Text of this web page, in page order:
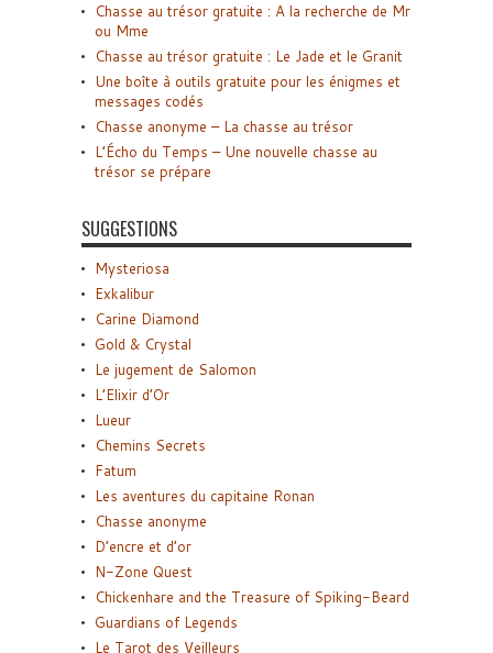
Chasse au trésor gratuite : A la recherche de Mr
ou Mme
Chasse au trésor gratuite : Le Jade et le Granit
Une boîte à outils gratuite pour les énigmes et
messages codés
Chasse anonyme – La chasse au trésor
L’Écho du Temps – Une nouvelle chasse au
trésor se prépare
SUGGESTIONS
Mysteriosa
Exkalibur
Carine Diamond
Gold & Crystal
Le jugement de Salomon
L’Elixir d’Or
Lueur
Chemins Secrets
Fatum
Les aventures du capitaine Ronan
Chasse anonyme
D’encre et d’or
N-Zone Quest
Chickenhare and the Treasure of Spiking-Beard
Guardians of Legends
Le Tarot des Veilleurs